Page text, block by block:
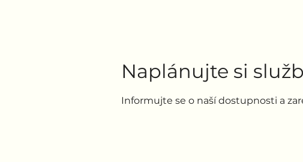
Naplánujte si
Informujte se o naší dostupnosti a